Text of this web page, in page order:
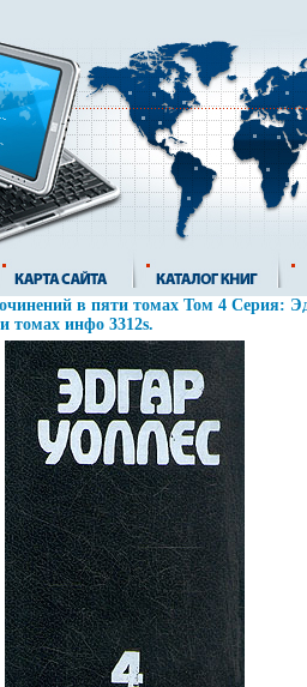
в пяти томах Том 4 Серия:
томах инфо 3312s.